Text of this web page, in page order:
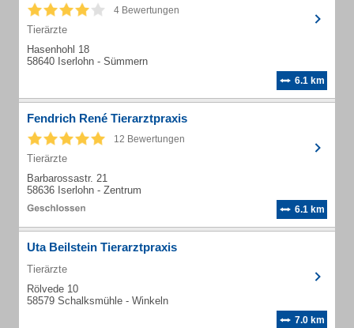
4 Bewertungen
Tierärzte
Hasenhohl 18
58640 Iserlohn - Sümmern
6.1 km
Fendrich René Tierarztpraxis
12 Bewertungen
Tierärzte
Barbarossastr. 21
58636 Iserlohn - Zentrum
6.1 km
Uta Beilstein Tierarztpraxis
Tierärzte
Rölvede 10
58579 Schalksmühle - Winkeln
7.0 km